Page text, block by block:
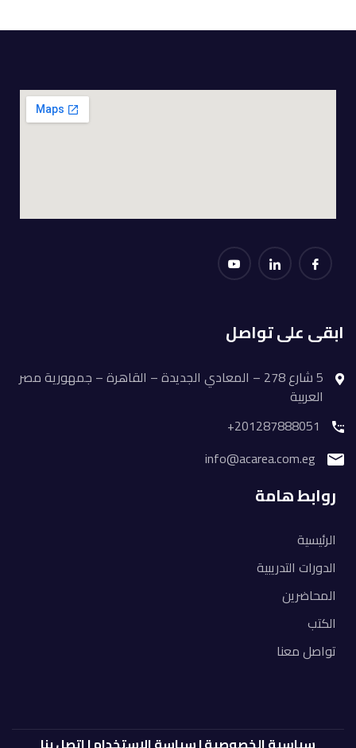
ابقى على تواصل
5 شارع 278 – المعادي الجديدة – القاهرة – جمهورية مصر
العربية
201287888051+
info@acarea.com.eg
روابط هامة
الرئيسية
الدورات التدريبية
المحاضرين
الكتب
تواصل معنا